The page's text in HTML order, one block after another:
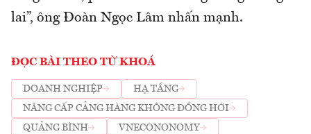
lai”, ông Đoàn Ngọc Lâm nhấn mạnh.
ĐỌC BÀI THEO TỪ KHOÁ
DOANH NGHIỆP
HẠ TẦNG
NÂNG CẤP CẢNG HÀNG KHÔNG ĐỒNG HỚI
QUẢNG BÌNH
VNECONONOMY